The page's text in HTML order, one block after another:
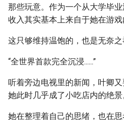
那些玩意。作为一个从大学毕
收入其实基本上来自于她在游戏
这只够维持温饱的，也是无奈之
“全世界首款完全沉浸......”
听着旁边电视里的新闻，叶卿
她此时几乎成了小吃店内的绝景
她在整理着自己的思绪，也在